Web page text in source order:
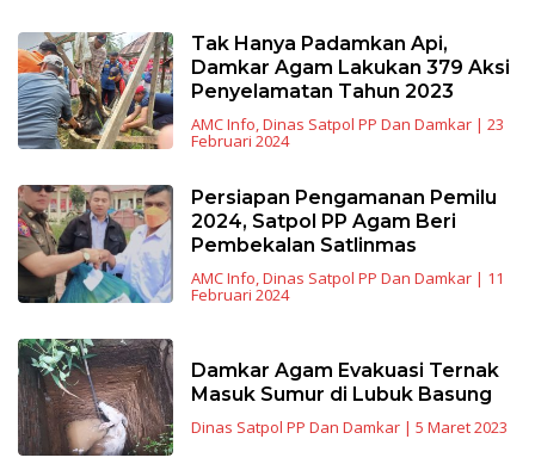
Tak Hanya Padamkan Api,
Damkar Agam Lakukan 379 Aksi
Penyelamatan Tahun 2023
AMC Info,Dinas Satpol PP Dan Damkar| 23
Februari 2024
Persiapan Pengamanan Pemilu
2024, Satpol PP Agam Beri
Pembekalan Satlinmas
AMC Info,Dinas Satpol PP Dan Damkar| 11
Februari 2024
Damkar Agam Evakuasi Ternak
Masuk Sumur di Lubuk Basung
Dinas Satpol PP Dan Damkar| 5 Maret 2023